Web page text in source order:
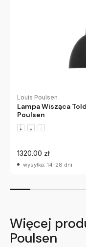
Louis Poulsen
Lampa Wisząca
Poulsen
1320.00 zł
wysyłka: 14-28 dni
Więcej
Poulsen